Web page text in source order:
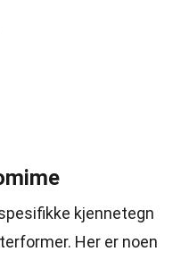
kjennetegn
Her er noen